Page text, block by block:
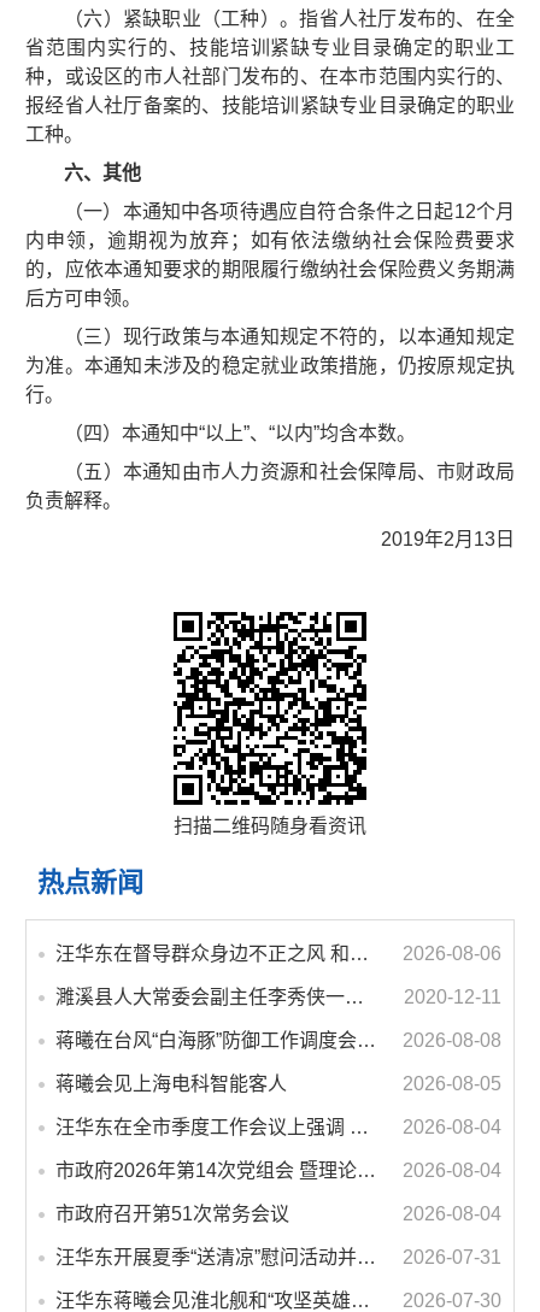
（六）紧缺职业（工种）。指省人社厅发布的、在全
省范围内实行的、技能培训紧缺专业目录确定的职业工
种，或设区的市人社部门发布的、在本市范围内实行的、
报经省人社厅备案的、技能培训紧缺专业目录确定的职业
工种。
六、其他
（一）本通知中各项待遇应自符合条件之日起12个月
内申领，逾期视为放弃；如有依法缴纳社会保险费要求
的，应依本通知要求的期限履行缴纳社会保险费义务期满
后方可申领。
（三）现行政策与本通知规定不符的，以本通知规定
为准。本通知未涉及的稳定就业政策措施，仍按原规定执
行。
（四）本通知中“以上”、“以内”均含本数。
（五）本通知由市人力资源和社会保障局、市财政局
负责解释。
2019年2月13日
扫描二维码随身看资讯
热点新闻
汪华东在督导群众身边不正之风 和腐败问题集中整治工作时强调 以更高标准更实举措纵深推进集中整治 不断增强人民群众获得感幸福感安全感 2026-08-06
濉溪县人大常委会副主任李秀侠一行调研城乡客运一体化和治超工作 2020-12-11
蒋曦在台风“白海豚”防御工作调度会上强调 牢固树立和践行正确政绩观 切实维护人民群众生命财产安全 2026-08-08
蒋曦会见上海电科智能客人 2026-08-05
汪华东在全市季度工作会议上强调 锚定打好“三仗”任务和年度预期目标不动摇 在全市上下掀起比学赶超争先进位的攻坚热潮 2026-08-04
市政府2026年第14次党组会 暨理论学习中心组学习会议召开 蒋曦主持会议并讲话 2026-08-04
市政府召开第51次常务会议 2026-08-04
汪华东开展夏季“送清凉”慰问活动并调研专门教育工作 落实落细防暑降温措施 用心用情关爱一线职工 2026-07-31
汪华东蒋曦会见淮北舰和“攻坚英雄连”官兵代表 2026-07-30